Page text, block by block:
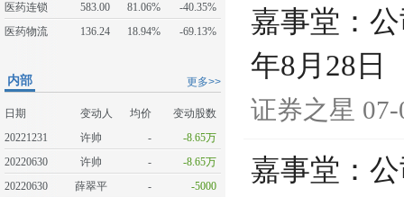
医药连锁
583.00 81.06%
-40.35%
医药物流
136.24 18.94% -69.13%
更多>>
内部
日期 变动人 均价
变动股数
20221231
许帅 -
-8.65万
20220630
许帅 -
-8.65万
20220630
薛翠平 -
-5000
嘉事堂：
年8月28日
证券之星
嘉事堂：